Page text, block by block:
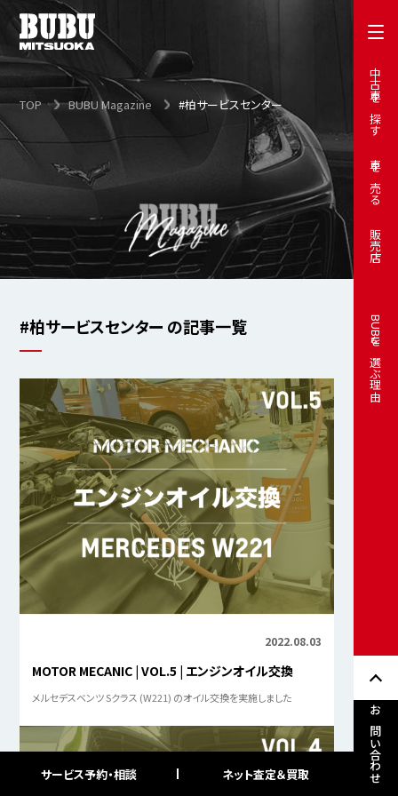
中古車を探す
車を売る
販売店
BUBUを選ぶ理由
お問い合わせ
TOP BUBU Magazine #柏サービスセンター
#柏サービスセンター の記事一覧
2022.08.03
MOTOR MECANIC | VOL.5 | エンジンオイル交換
メルセデスベンツ Sクラス (W221) のオイル交換を実施しました
サービス予約・相談 ネット査定＆買取